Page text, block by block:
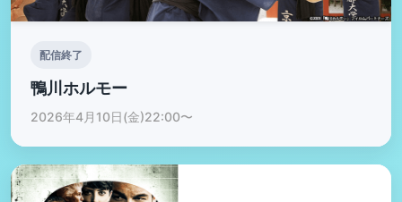
配信終了
鴨川ホルモー
2026年4月10日(金)22:00〜